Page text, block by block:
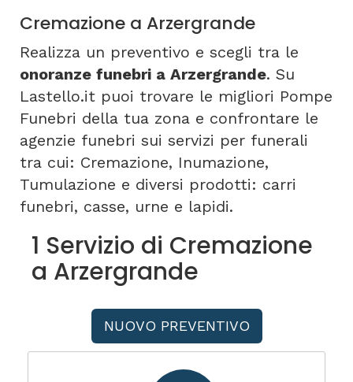
Cremazione a Arzergrande
Realizza un preventivo e scegli tra le
onoranze funebri a Arzergrande. Su
Lastello.it puoi trovare le migliori Pompe
Funebri della tua zona e confrontare le
agenzie funebri sui servizi per funerali
tra cui: Cremazione, Inumazione,
Tumulazione e diversi prodotti: carri
funebri, casse, urne e lapidi.
1 Servizio di Cremazione
a Arzergrande
NUOVO PREVENTIVO